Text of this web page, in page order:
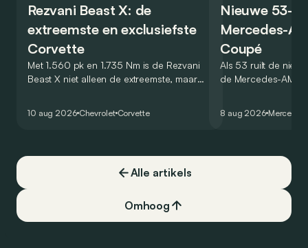
Rezvani Beast X: de
extreemste en exclusiefste
Corvette
Met 1.560 pk en 1.735 Nm is de Rezvani
Beast X niet alleen de extreemste, maar
10 aug 2026 Chevrolet Corvette
Nieuwe 53-
Mercedes-
Coupé
Als 53 ruilt de
de Mercedes-AMG
8 aug 2026 Mercedes
Alle artikels
Omhoog